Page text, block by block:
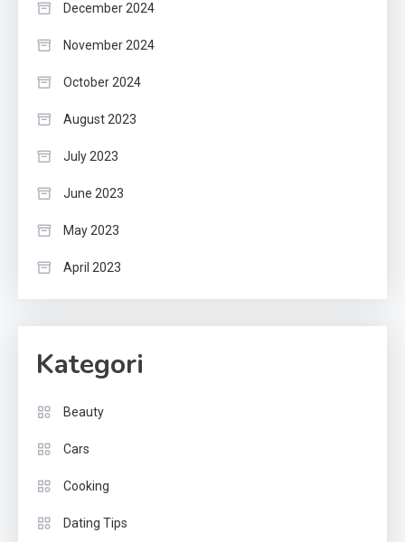
December 2024
November 2024
October 2024
August 2023
July 2023
June 2023
May 2023
April 2023
Kategori
Beauty
Cars
Cooking
Dating Tips